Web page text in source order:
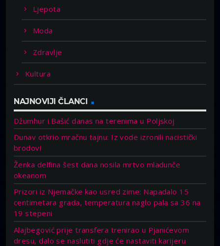
Ljepota
Moda
Zdravlje
Kultura
NAJNOVIJI ČLANCI
Džumhur i Bašić danas na terenima u Poljskoj
Dunav otkrio mračnu tajnu: Iz vode izronili nacistički
brodovi
Ženka delfina šest dana nosila mrtvo mladunče
okeanom
Prizori iz Njemačke kao usred zime: Napadalo 15
centimetara grada, temperatura naglo pala sa 36 na
19 stepeni
Alajbegović prije transfera trenirao u Pjanićevom
dresu, dalo se naslutiti gdje će nastaviti karijeru